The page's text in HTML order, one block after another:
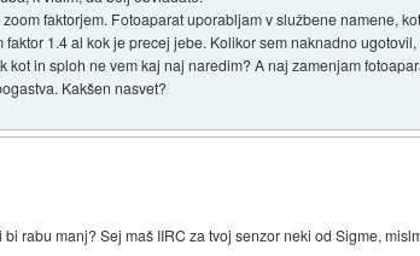
faktorjem. Fotoaparat uporabljam v službene namene,
1.4 al kok je precej jebe. Kolikor sem naknadno
kot in sploh ne vem kaj naj naredim? A naj zamenjam
Kakšen nasvet?
rabu manj? Sej maš IIRC za tvoj senzor neki od Sigme,